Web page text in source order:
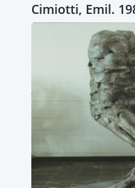
Cimiotti, Emil.